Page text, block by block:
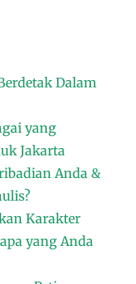
Dalam
yang
Jakarta
Anda &
Karakter
yang Anda